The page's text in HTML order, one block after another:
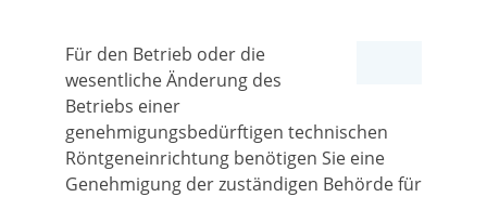
Für den Betrieb oder die
wesentliche Änderung des
Betriebs einer
genehmigungsbedürftigen technischen
Röntgeneinrichtung benötigen Sie eine
Genehmigung der zuständigen Behörde für